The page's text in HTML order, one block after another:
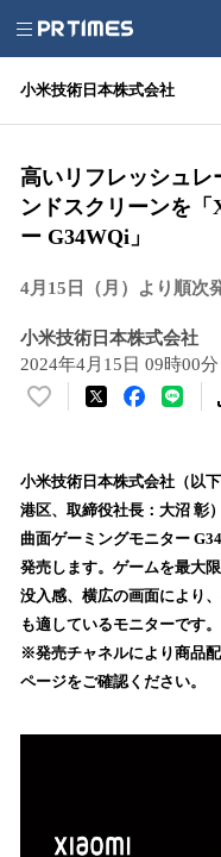
小米技術日本株式会社
高いリフレッシュレ
ンドスクリーンを
ー G34WQi」
4月15日（月）より順次
小米技術日本株式会社
2024年4月15日 09時00分
い
！
数
を
読
み
込
み
中
で
小米技術日本株式会社（以
港区、取締役社長：大沼 彰
曲面ゲーミングモニター
発売します。ゲームを最大
没入感、横広の画面により
も適しているモニターです
※発売チャネルにより商品
ページをご確認ください。